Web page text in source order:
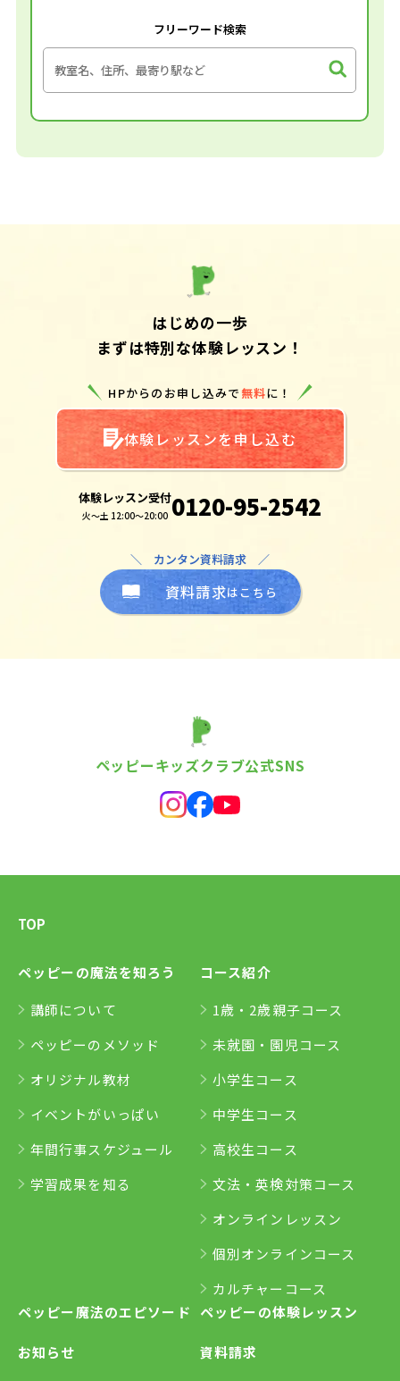
フリーワード検索
はじめの一歩
まずは特別な体験レッスン！
HPからのお申し込みで無料に！
体験レッスンを申し込む
体験レッスン受付
火～土 12:00～20:00 0120-95-2542
＼ カンタン資料請求 ／
資料請求はこちら
ペッピーキッズクラブ公式SNS
TOP
ペッピーの魔法を知ろう
講師について
ペッピーのメソッド
オリジナル教材
イベントがいっぱい
年間行事スケジュール
学習成果を知る
コース紹介
1歳・2歳親子コース
未就園・園児コース
小学生コース
中学生コース
高校生コース
文法・英検対策コース
オンラインレッスン
個別オンラインコース
カルチャーコース
ペッピー魔法のエピソード
お知らせ
ペッピーの体験レッスン
資料請求